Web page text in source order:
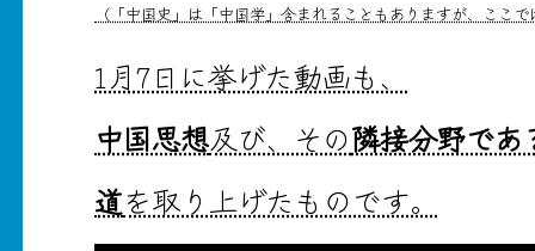
（「中国史」は「中国学」含まれることもありますが、ここ
1月7日に挙げた動画も、
中国思想及び、その隣接分野であ
道を取り上げたものです。